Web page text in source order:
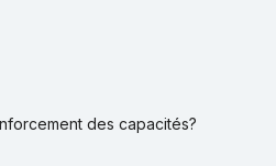
des capacités?